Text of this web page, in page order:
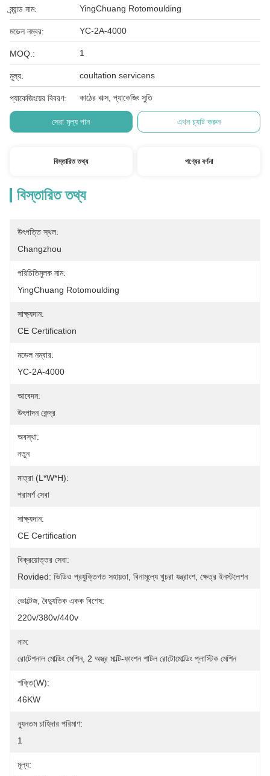
ব্র্যান্ড নাম: YingChuang Rotomoulding
মডেল নম্বর: YC-2A-4000
MOQ.: 1
মূল্য: coultation servicens
প্যাকেজিংয়ের বিবরণ: কাঠের বাক্স, প্যাকেজিং সুতি
সেরা মূল্য পান এখন চ্যাট করুন
বিস্তারিত তথ্য পণ্যের বর্ণনা
বিস্তারিত তথ্য
উৎপত্তি স্থল:
Changzhou
পরিচিতিমুলক নাম:
YingChuang Rotomoulding
সাক্ষ্যদান:
CE Certification
মডেল নম্বার:
YC-2A-4000
আবেদন:
উৎপাদন কেন্দ্র
অবস্থা:
নতুন
মাত্রা (L*W*H):
পরামর্শ সেবা
সাক্ষ্যদান:
CE Certification
বিক্রয়োত্তর সেবা:
Rovided: ভিডিও প্রযুক্তিগত সহায়তা, বিনামূল্যে খুচরা যন্ত্রাংশ, ক্ষেত্র ইনস্টলেশন
ভোল্টেজ, বৈদ্যুতিক একক বিশেষ:
220v/380v/440v
নাম:
রোটেশনাল মোল্ডিং মেশিন, 2 অস্ত্র মাল্টি-ফাংশন শাটল রোটোমোল্ডিং প্লাস্টিক মেশিন
শক্তি(W):
46KW
ন্যূনতম চাহিদার পরিমাণ:
1
মূল্য: